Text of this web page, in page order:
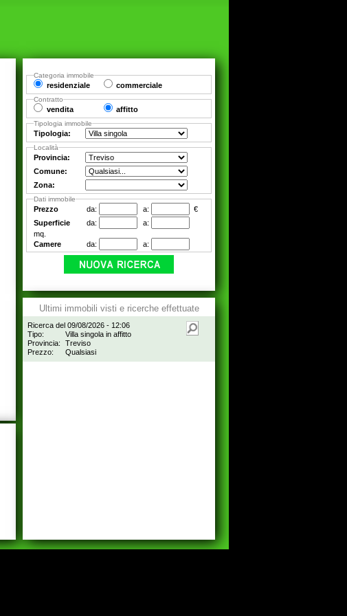
Categoria immobile
residenziale commerciale
Contratto
vendita affitto
Tipologia immobile
Tipologia:
Località
Provincia:
Comune:
Zona:
Dati immobile
Prezzo da: a:
€
Superficie
da:
a:
mq.
Camere
da: a:
Ultimi immobili visti e ricerche effettuate
Ricerca del 09/08/2026 - 12:06
Tipo:
Villa singola in affitto
Provincia:
Treviso
Prezzo:
Qualsiasi